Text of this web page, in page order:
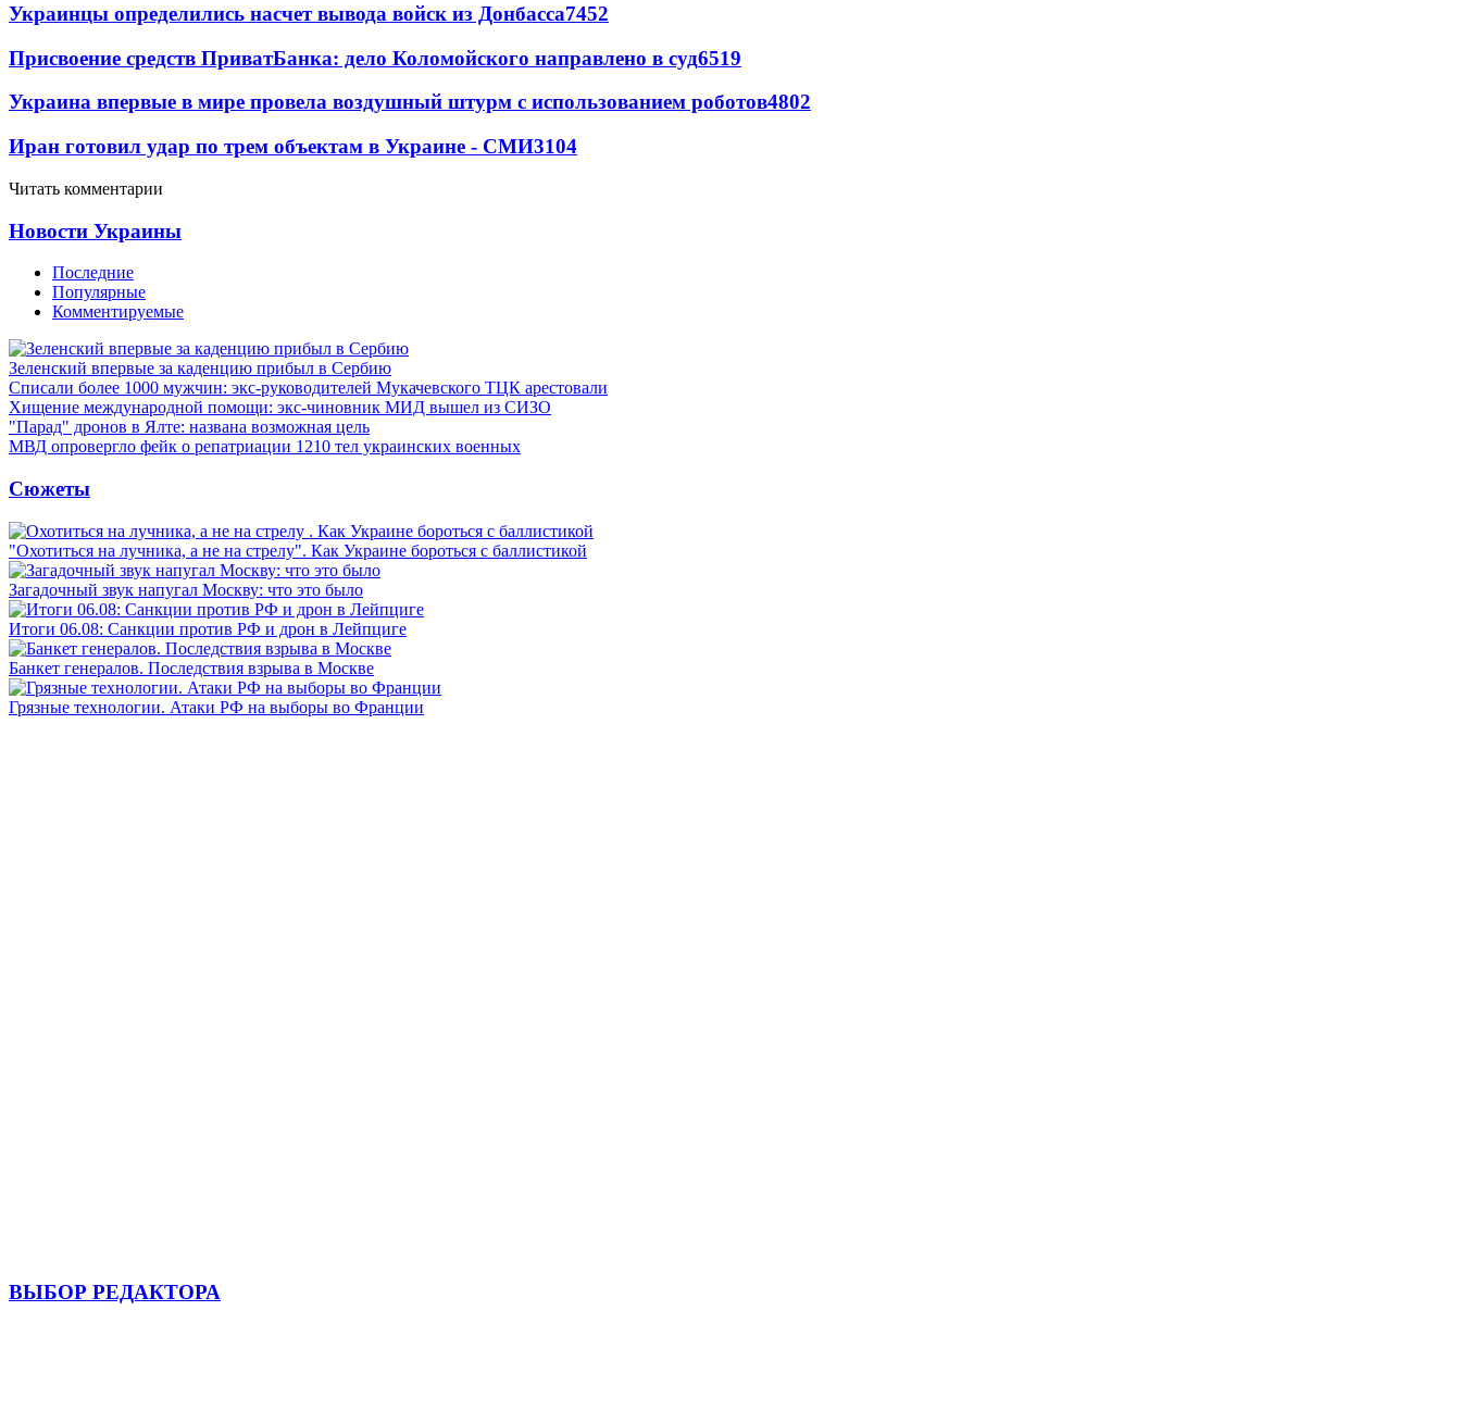
Украинцы определились насчет вывода войск из Донбасса7452
Присвоение средств ПриватБанка: дело Коломойского направлено в суд6519
Украина впервые в мире провела воздушный штурм с использованием роботов4802
Иран готовил удар по трем объектам в Украине - СМИ3104
Читать комментарии
Новости Украины
Последние
Популярные
Комментируемые
Зеленский впервые за каденцию прибыл в Сербию
Списали более 1000 мужчин: экс-руководителей Мукачевского ТЦК арестовали
Хищение международной помощи: экс-чиновник МИД вышел из СИЗО
"Парад" дронов в Ялте: названа возможная цель
МВД опровергло фейк о репатриации 1210 тел украинских военных
Сюжеты
"Охотиться на лучника, а не на стрелу". Как Украине бороться с баллистикой
Загадочный звук напугал Москву: что это было
Итоги 06.08: Санкции против РФ и дрон в Лейпциге
Банкет генералов. Последствия взрыва в Москве
Грязные технологии. Атаки РФ на выборы во Франции
ВЫБОР РЕДАКТОРА